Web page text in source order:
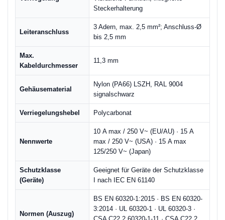
Steckerhalterung
Leiteranschluss
3 Adern, max. 2,5 mm²; Anschluss-Ø
bis 2,5 mm
Max.
Kabeldurchmesser
11,3 mm
Gehäusematerial
Nylon (PA66) LSZH, RAL 9004
signalschwarz
Verriegelungshebel Polycarbonat
Nennwerte
10 A max / 250 V~ (EU/AU) · 15 A
max / 250 V~ (USA) · 15 A max
125/250 V~ (Japan)
Schutzklasse
(Geräte)
Geeignet für Geräte der Schutzklasse
I nach IEC EN 61140
Normen (Auszug)
BS EN 60320-1:2015 · BS EN 60320-
3:2014 · UL 60320-1 · UL 60320-3 ·